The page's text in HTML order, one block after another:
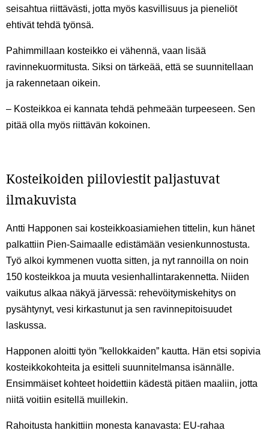
seisahtua riittävästi, jotta myös kasvillisuus ja pieneliöt
ehtivät tehdä työnsä.
Pahimmillaan kosteikko ei vähennä, vaan lisää
ravinnekuormitusta. Siksi on tärkeää, että se suunnitellaan
ja rakennetaan oikein.
– Kosteikkoa ei kannata tehdä pehmeään turpeeseen. Sen
pitää olla myös riittävän kokoinen.
Kosteikoiden piiloviestit paljastuvat
ilmakuvista
Antti Happonen sai kosteikkoasiamiehen tittelin, kun hänet
palkattiin Pien-Saimaalle edistämään vesienkunnostusta.
Työ alkoi kymmenen vuotta sitten, ja nyt rannoilla on noin
150 kosteikkoa ja muuta vesienhallintarakennetta. Niiden
vaikutus alkaa näkyä järvessä: rehevöitymiskehitys on
pysähtynyt, vesi kirkastunut ja sen ravinnepitoisuudet
laskussa.
Happonen aloitti työn ”kellokkaiden” kautta. Hän etsi sopivia
kosteikkokohteita ja esitteli suunnitelmansa isännälle.
Ensimmäiset kohteet hoidettiin kädestä pitäen maaliin, jotta
niitä voitiin esitellä muillekin.
Rahoitusta hankittiin monesta kanavasta: EU-rahaa